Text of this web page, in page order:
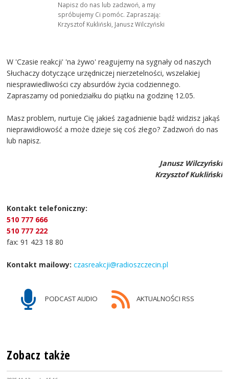
Napisz do nas lub zadzwoń, a my
spróbujemy Ci pomóc. Zapraszają:
Krzysztof Kukliński, Janusz Wilczyński
W 'Czasie reakcji' 'na żywo' reagujemy na sygnały od naszych
Słuchaczy dotyczące urzędniczej nierzetelności, wszelakiej
niesprawiedliwości czy absurdów życia codziennego.
Zapraszamy od poniedziałku do piątku na godzinę 12.05.
Masz problem, nurtuje Cię jakieś zagadnienie bądź widzisz jakąś
nieprawidłowość a może dzieje się coś złego? Zadzwoń do nas
lub napisz.
Janusz Wilczyński
Krzysztof Kukliński
Kontakt telefoniczny:
510 777 666
510 777 222
fax: 91 423 18 80
Kontakt mailowy: czasreakcji@radioszczecin.pl
PODCAST AUDIO AKTUALNOŚCI RSS
Zobacz także